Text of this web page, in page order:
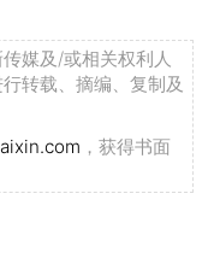
媒及/或相关权利人
转载、摘编、复制及
，获得书面